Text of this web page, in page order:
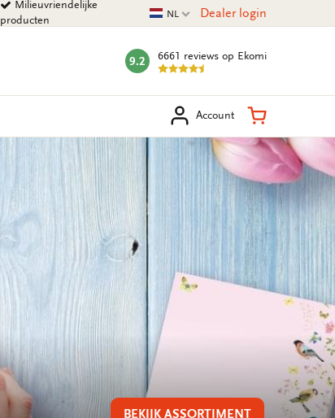
Milieuvriendelijke
producten
Huidige taal
NL Dealer login
mark:
9.2 6661 reviews op Ekomi
Account Winkelmand
BEKIJK ASSORTIMENT